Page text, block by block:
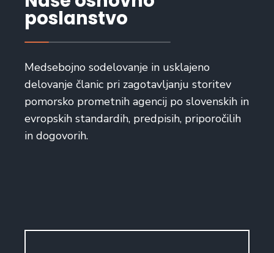
poslanstvo
Medsebojno sodelovanje in usklajeno
delovanje članic pri zagotavljanju storitev
pomorsko prometnih agencij po slovenskih in
evropskih standardih, predpisih, priporočilih
in dogovorih.